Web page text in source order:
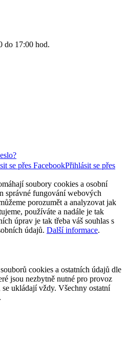
do 17:00 hod.
se přes FacebookPřihlásit se přes
soubory cookies a osobní
správné fungování webových
porozumět a analyzovat jak
používáte a nadále je tak
úprav je tak třeba váš souhlas s
údajů. Další informace.
cookies a ostatních údajů dle
jsou nezbytně nutné pro provoz
ukládají vždy. Všechny ostatní